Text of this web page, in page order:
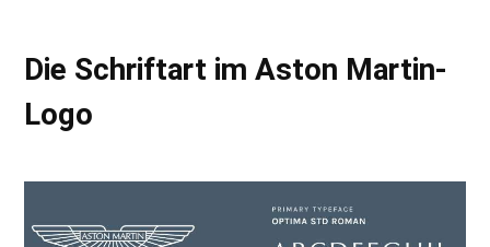
Die Schriftart im Aston Martin-
Logo